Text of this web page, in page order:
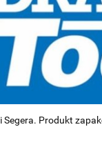
Produkt